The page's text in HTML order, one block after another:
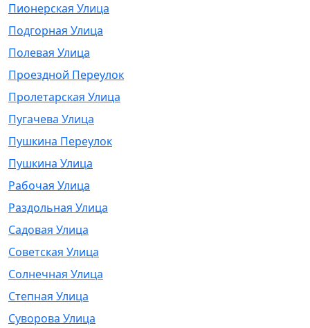
Пионерская Улица
Подгорная Улица
Полевая Улица
Проездной Переулок
Пролетарская Улица
Пугачева Улица
Пушкина Переулок
Пушкина Улица
Рабочая Улица
Раздольная Улица
Садовая Улица
Советская Улица
Солнечная Улица
Степная Улица
Суворова Улица